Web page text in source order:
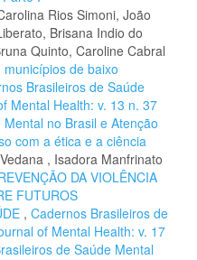
Rios Simoni, João
Brisana Indio do
Quinto, Caroline Cabral
de baixo
Brasileiros de Saúde
Mental Health: v. 13 n. 37
no Brasil e Atenção
com a ética e a ciência
, Isadora Manfrinato
DA VIOLÊNCIA
FUTUROS
, Cadernos Brasileiros de
of Mental Health: v. 17
de Saúde Mental